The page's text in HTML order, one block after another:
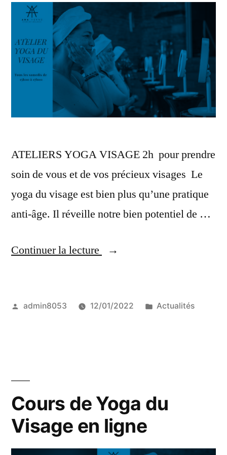
ATELIERS YOGA VISAGE 2h pour prendre
soin de vous et de vos précieux visages Le
yoga du visage est bien plus qu’une pratique
anti-âge. Il réveille notre bien potentiel de …
Continuer la lecture
« Ateliers
Visage »
Publié
admin8053 12/01/2022
Publié
Actualités
Cours de Yoga du
Visage en ligne